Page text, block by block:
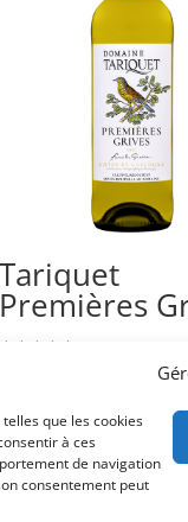
que les cookies
à ces
de navigation
consentement peut
Tariquet
Premières